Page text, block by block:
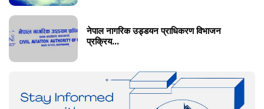
नेपाल नागरिक उड्डयन प्राधिकरण विभाजन
प्रक्रिय...